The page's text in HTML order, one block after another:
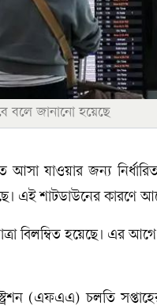
বলে জানানো হয়েছে
আসা যাওয়ার জন্য
এই শাটডাউনের কারণে
বিলম্বিত হয়েছে। এর
(এফএএ) চলতি